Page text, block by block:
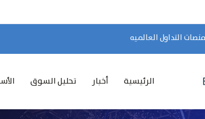
التداول العالميه
الرئيسية أخبار تحليل السوق